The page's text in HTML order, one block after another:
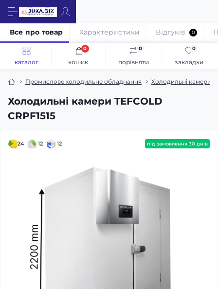
каталог порівняти
0
закладки
0
кошик
0
Промислове холодильне обладнання Холодильні камери /
Холодильні камери TEFCOLD
CRPF1515
Все про товар Характеристики Відгуків 0
24 12 12 під замовлення 30 днів